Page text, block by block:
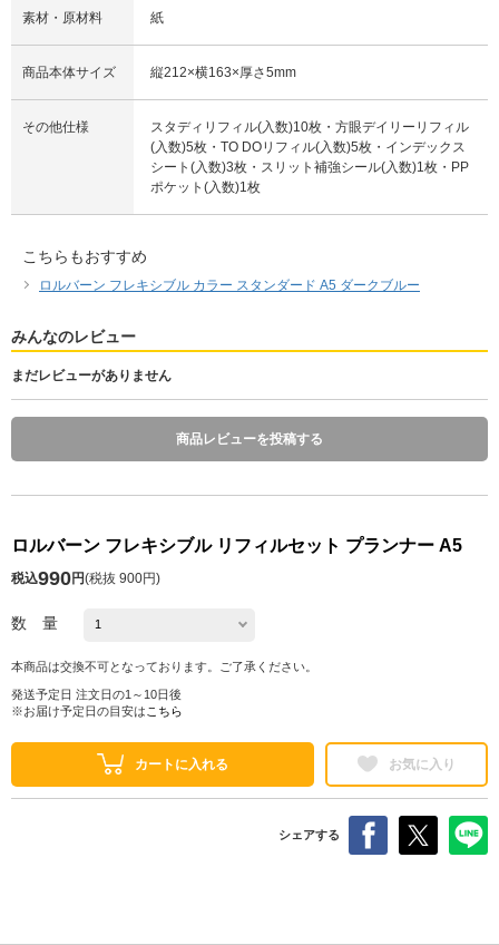
素材・原材料 紙
商品本体サイズ 縦212×横163×厚さ5mm
その他仕様
スタディリフィル(入数)10枚・方眼デイリーリフィル
(入数)5枚・TO DOリフィル(入数)5枚・インデックス
シート(入数)3枚・スリット補強シール(入数)1枚・PP
ポケット(入数)1枚
こちらもおすすめ
ロルバーン フレキシブル カラー スタンダード A5 ダークブルー
みんなのレビュー
まだレビューがありません
商品レビューを投稿する
ロルバーン フレキシブル リフィルセット プランナー A5
税込990円(税抜 900円)
数 量
本商品は交換不可となっております。ご了承ください。
発送予定日 注文日の1～10日後
※お届け予定日の目安は こちら
カートに入れる お気に入り
シェアする